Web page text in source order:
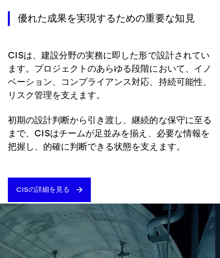
優れた成果を実現するための重要な知見
CISは、建設分野の実務に即した形で設計されてい
ます。プロジェクトのあらゆる段階において、イノ
ベーション、コンプライアンス対応、持続可能性、
リスク管理を支えます。
初期の設計判断から引き渡し、継続的な保守に至る
まで、CISはチームが足並みを揃え、必要な情報を
把握し、的確に判断できる状態を支えます。
CISの詳細を見る